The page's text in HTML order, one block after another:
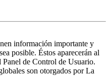
información importante y
posible. Éstos aparecerán al
de Control de Usuario.
son otorgados por La